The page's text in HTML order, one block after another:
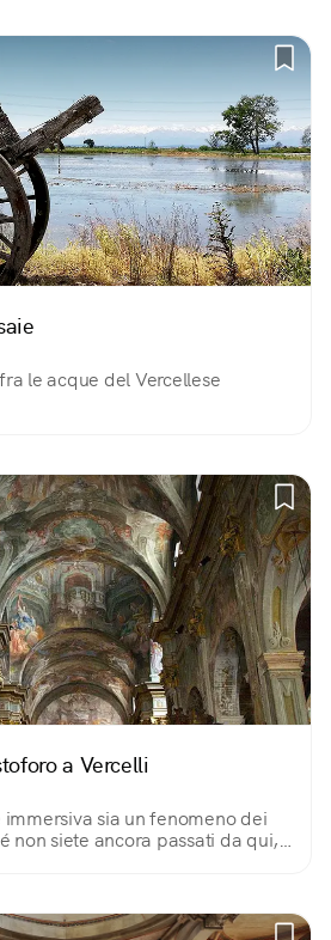
le acque del Vercellese
a Vercelli
sia un fenomeno dei
non siete ancora passati da qui,